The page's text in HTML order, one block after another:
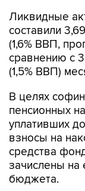
Ликвидные
составили
(1,6% ВВП,
сравнению с
(1,5% ВВП)
В целях
пенсионных
уплативших
взносы на
средства
зачислены на
бюджета.